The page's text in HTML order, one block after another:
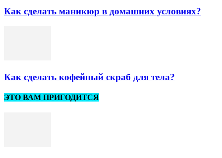
Как сделать маникюр в домашних условиях?
Как сделать кофейный скраб для тела?
ЭТО ВАМ ПРИГОДИТСЯ